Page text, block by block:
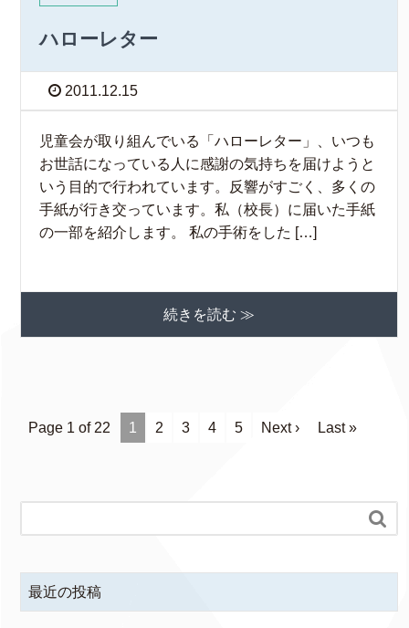
ハローレター
2011.12.15
児童会が取り組んでいる「ハローレター」、いつも
お世話になっている人に感謝の気持ちを届けようと
いう目的で行われています。反響がすごく、多くの
手紙が行き交っています。私（校長）に届いた手紙
の一部を紹介します。 私の手術をした […]
続きを読む ≫
Page 1 of 22 1 2 3 4 5 Next › Last »

最近の投稿